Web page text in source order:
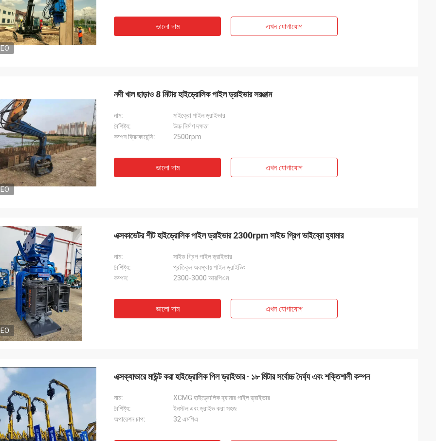
ভালো দাম এখন যোগাযোগ
নদী খাল ছাড়াও 8 মিটার হাইড্রোলিক পাইল ড্রাইভার সরঞ্জাম
নাম:
মাইক্রো পাইল ড্রাইভার
বৈশিষ্ট্য:
উচ্চ নির্মাণ দক্ষতা
কম্পন ফ্রিকোয়েন্সি:
2500rpm
ভালো দাম এখন যোগাযোগ
এক্সকাভেটর শীট হাইড্রোলিক পাইল ড্রাইভার 2300rpm সাইড গ্রিপ ভাইব্রো হ্যামার
নাম:
সাইড গ্রিপ পাইল ড্রাইভার
বৈশিষ্ট্য:
প্রতিকূল অবস্থায় পাইল ড্রাইভিং
কম্পন:
2300-3000 আরপিএম
ভালো দাম এখন যোগাযোগ
এক্সক্যাভারে মাউন্ট করা হাইড্রোলিক পিল ড্রাইভার ∙ ১৮ মিটার সর্বোচ্চ দৈর্ঘ্য এবং শক্তিশালী কম্পন
নাম:
XCMG হাইড্রোলিক হ্যামার পাইল ড্রাইভার
বৈশিষ্ট্য:
ইনস্টল এবং ড্রাইভ করা সহজ
অপারেশন চাপ:
32 এমপিএ